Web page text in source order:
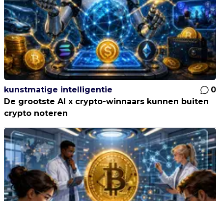
kunstmatige intelligentie
0
De grootste AI x crypto-winnaars kunnen buiten
crypto noteren